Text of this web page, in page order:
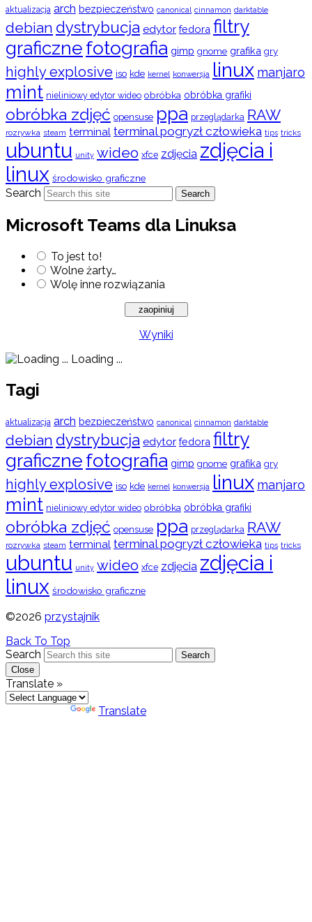
aktualizacja arch bezpieczeństwo canonical cinnamon darktable
debian dystrybucja edytor fedora filtry
graficznefotografia gimp gnome grafika gry
highly explosive iso kde kernel konwersja linux manjaro
mint nieliniowy edytor wideo obróbka obróbka grafiki
obróbka zdjęć opensuse ppa przeglądarka RAW
rozrywka steam terminal terminal pogryzł człowieka tips tricks
ubuntu unity wideo xfce zdjęcia zdjęcia i
linux środowisko graficzne
Search Search
Microsoft Teams dla Linuksa
To jest to!
Wolne żarty…
Wolę inne rozwiązania
Wyniki
Loading ...
Tagi
aktualizacja arch bezpieczeństwo canonical cinnamon darktable
debian dystrybucja edytor fedora filtry
graficznefotografia gimp gnome grafika gry
highly explosive iso kde kernel konwersja linux manjaro
mint nieliniowy edytor wideo obróbka obróbka grafiki
obróbka zdjęć opensuse ppa przeglądarka RAW
rozrywka steam terminal terminal pogryzł człowieka tips tricks
ubuntu unity wideo xfce zdjęcia zdjęcia i
linux środowisko graficzne
©2026 przystajnik
Back To Top
Search
Search
Close
Translate »
Translate